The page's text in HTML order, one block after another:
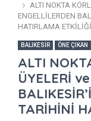
ALTI NOKTA
ENGELLİLERDEN
HATIRLAMA ETKİLİĞİ
BALIKESİR ÖNE ÇIKAN
ALTI
ÜYELERİ
TARİHİNİ